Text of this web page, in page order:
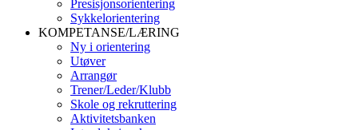
Presisjonsorientering
Sykkelorientering
KOMPETANSE/LÆRING
Ny i orientering
Utøver
Arrangør
Trener/Leder/Klubb
Skole og rekruttering
Aktivitetsbanken